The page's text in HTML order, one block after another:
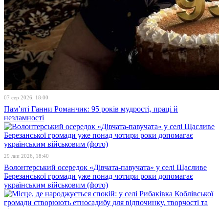
07 сер 2026, 18:00
Пам’яті Ганни Романчик: 95 років мудрості, праці й
незламності
29 лип 2026, 18:40
Волонтерський осередок «Дівчата-павучата» у селі Щасливе
Березанської громади уже понад чотири роки допомагає
українським військовим (фото)